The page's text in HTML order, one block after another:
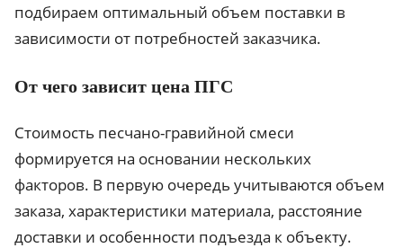
подбираем оптимальный объем поставки в
зависимости от потребностей заказчика.
От чего зависит цена ПГС
Стоимость песчано-гравийной смеси
формируется на основании нескольких
факторов. В первую очередь учитываются объем
заказа, характеристики материала, расстояние
доставки и особенности подъезда к объекту.